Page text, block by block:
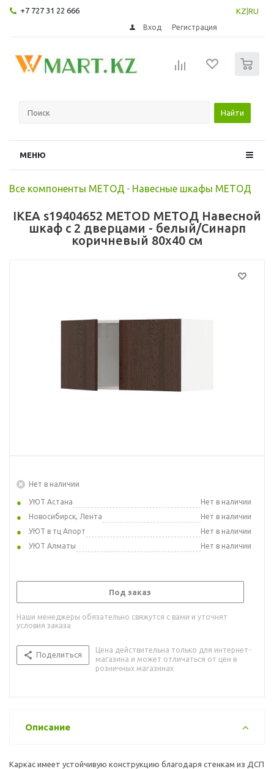
+7 727 31 22 666 KZ RU
Вход Регистрация
Найти
МЕНЮ
Все компоненты МЕТОД - Навесные шкафы МЕТОД
IKEA s19404652 METOD МЕТОД Навесной
шкаф с 2 дверцами - белый/Синарп
коричневый 80x40 см
Нет в наличии
УЮТ Астана
Нет в наличии
Новосибирск, Лента
Нет в наличии
УЮТ в тц Апорт
Нет в наличии
УЮТ Алматы
Нет в наличии
Под заказ
Наши менеджеры обязательно свяжутся с вами и уточнят
условия заказа
Поделиться
Цена действительна только для интернет-
магазина и может отличаться от цен в
розничных магазинах
Описание
Каркас имеет устойчивую конструкцию благодаря стенкам из ДСП